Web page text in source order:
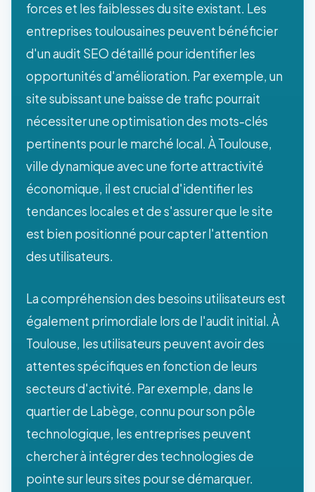
forces et les faiblesses du site existant. Les
entreprises toulousaines peuvent bénéficier
d'un audit SEO détaillé pour identifier les
opportunités d'amélioration. Par exemple, un
site subissant une baisse de trafic pourrait
nécessiter une optimisation des mots-clés
pertinents pour le marché local. À Toulouse,
ville dynamique avec une forte attractivité
économique, il est crucial d'identifier les
tendances locales et de s'assurer que le site
est bien positionné pour capter l'attention
des utilisateurs.
La compréhension des besoins utilisateurs est
également primordiale lors de l'audit initial. À
Toulouse, les utilisateurs peuvent avoir des
attentes spécifiques en fonction de leurs
secteurs d'activité. Par exemple, dans le
quartier de Labège, connu pour son pôle
technologique, les entreprises peuvent
chercher à intégrer des technologies de
pointe sur leurs sites pour se démarquer.